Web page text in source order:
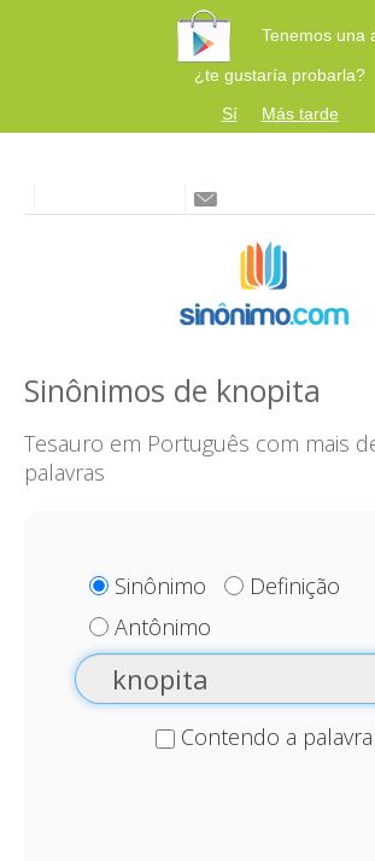
Tenemos una
¿te gustaría probarla?
Sí
Más tarde
Sinônimos de knopita
Tesauro em Português com mais
palavras
Sinônimo
Definição
Antônimo
Contendo a palavra